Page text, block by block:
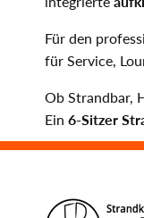
Für den
für Service,
Ob Strandbar,
Ein 6-Sitzer